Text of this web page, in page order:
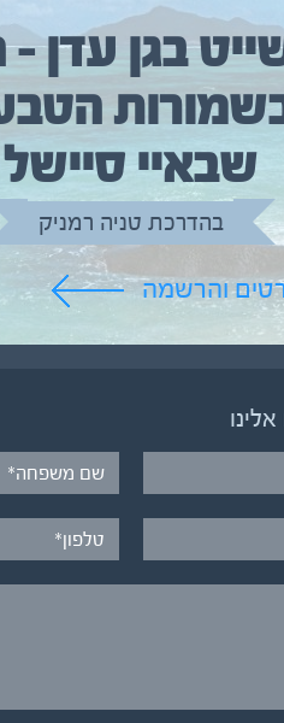
בגן עדן
בשמורות
שבאיי סיישל
בהדרכת טניה רמניק
והרשמה